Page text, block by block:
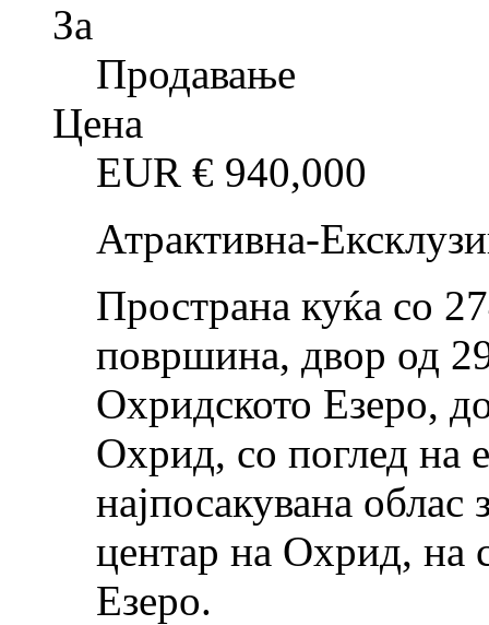
За
Продавање
Цена
EUR € 940,000
Атрактивна-
Пространа куќа со
површина, двор од
Охридското Езеро,
Охрид, со поглед на
најпосакувана
центар на Охрид, на
Езеро.